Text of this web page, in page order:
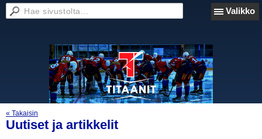
Valikko
« Takaisin
Uutiset ja artikkelit